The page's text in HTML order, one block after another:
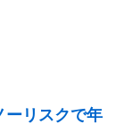
ーリスクで年